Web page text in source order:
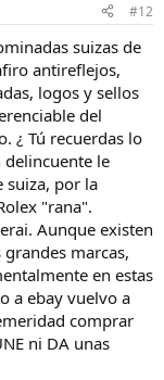
#12
suizas de
antireflejos,
logos y sellos
del
¿ Tú recuerdas lo
delincuente le
suiza, por la
"rana".
Aunque existen
marcas,
en estas
a ebay vuelvo a
comprar
ni DA unas